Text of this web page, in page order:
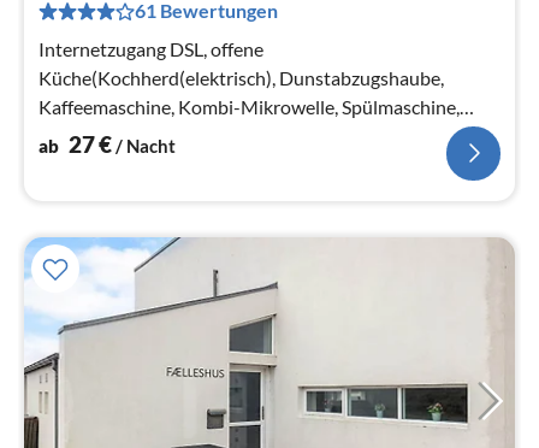
61 Bewertungen
Internetzugang DSL, offene
Küche(Kochherd(elektrisch), Dunstabzugshaube,
Kaffeemaschine, Kombi-Mikrowelle, Spülmaschine,
Kühlschrank(+ Gefrierfach))
ab 27€/ Nacht